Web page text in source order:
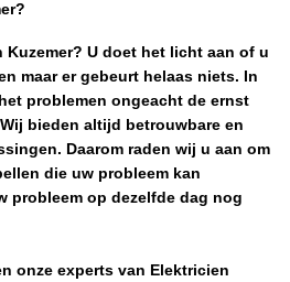
Kuzemer? U doet het licht aan of u
maar er gebeurt helaas niets. In
problemen ongeacht de ernst
bieden altijd betrouwbare en
Daarom raden wij u aan om
die uw probleem kan
probleem op dezelfde dag nog
onze experts van Elektricien